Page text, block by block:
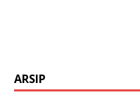
ARSIP